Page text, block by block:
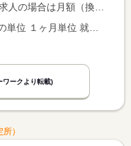
求人の場合は時間額を表示しています。
ワークより転載)
）